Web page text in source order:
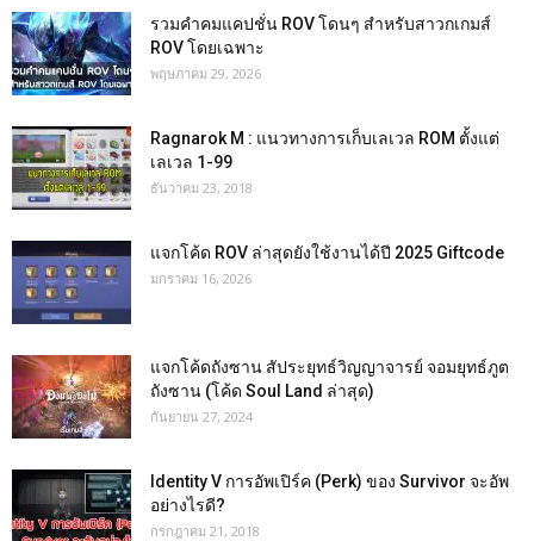
รวมคำคมแคปชั่น ROV โดนๆ สำหรับสาวกเกมส์
ROV โดยเฉพาะ
พฤษภาคม 29, 2026
Ragnarok M : แนวทางการเก็บเลเวล ROM ตั้งแต่
เลเวล 1-99
ธันวาคม 23, 2018
แจกโค้ด ROV ล่าสุดยังใช้งานได้ปี 2025 Giftcode
มกราคม 16, 2026
แจกโค้ดถังซาน สัประยุทธ์วิญญาจารย์ จอมยุทธ์ภูต
ถังซาน (โค้ด Soul Land ล่าสุด)
กันยายน 27, 2024
Identity V การอัพเปิร์ค (Perk) ของ Survivor จะอัพ
อย่างไรดี?
กรกฎาคม 21, 2018